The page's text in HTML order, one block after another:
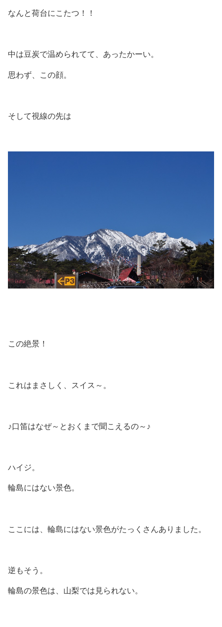
なんと荷台にこたつ！！
中は豆炭で温められてて、あったかーい。
思わず、この顔。
そして視線の先は
この絶景！
これはまさしく、スイス～。
♪口笛はなぜ～とおくまで聞こえるの～♪
ハイジ。
輪島にはない景色。
ここには、輪島にはない景色がたっくさんありました。
逆もそう。
輪島の景色は、山梨では見られない。